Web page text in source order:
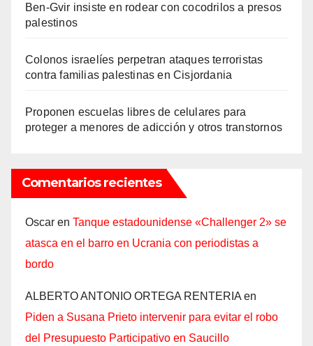
Ben-Gvir insiste en rodear con cocodrilos a presos
palestinos
Colonos israelíes perpetran ataques terroristas
contra familias palestinas en Cisjordania
Proponen escuelas libres de celulares para
proteger a menores de adicción y otros transtornos
Comentarios recientes
Oscar en Tanque estadounidense «Challenger 2» se
atasca en el barro en Ucrania con periodistas a
bordo
ALBERTO ANTONIO ORTEGA RENTERIA en
Piden a Susana Prieto intervenir para evitar el robo
del Presupuesto Participativo en Saucillo